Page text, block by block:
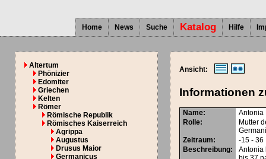
Home News Suche Katalog Hilfe
Altertum
Phönizier
Edomiter
Griechen
Kelten
Römer
Römische Republik
Römisches Kaiserreich
Agrippa
Augustus
Drusus Maior
Germanicus
Ansicht:
Informationen
Name:
Antonia
Rolle:
Mutter
Zeitraum:
-15 - 36
Beschreibung:
Antonia